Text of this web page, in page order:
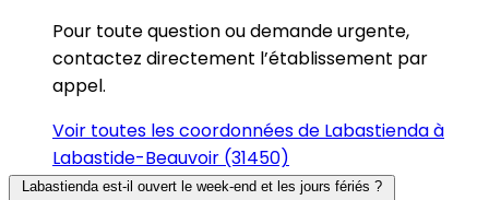
Pour toute question ou demande urgente,
contactez directement l’établissement par
appel.
Voir toutes les coordonnées de Labastienda à
Labastide-Beauvoir (31450)
Labastienda est-il ouvert le week-end et les jours fériés ?